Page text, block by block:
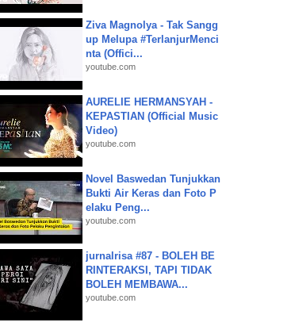
Ziva Magnolya - Tak Sangg
up Melupa #TerlanjurMenci
nta (Offici...
youtube.com
AURELIE HERMANSYAH -
KEPASTIAN (Official Music
Video)
youtube.com
Novel Baswedan Tunjukkan
Bukti Air Keras dan Foto P
elaku Peng...
youtube.com
jurnalrisa #87 - BOLEH BE
RINTERAKSI, TAPI TIDAK
BOLEH MEMBAWA...
youtube.com